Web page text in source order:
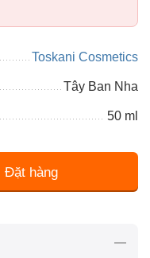
Toskani Cosmetics
Tây Ban Nha
50 ml
Đặt hàng